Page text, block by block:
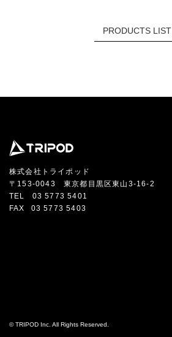
PRODUCTS LIST
株式会社トライポッド
〒153-0043 東京都目黒区東山3-16-2
TEL
03 5773 5401
FAX
03 5773 5403
© TRIPOD Inc. All Rights Reserved.